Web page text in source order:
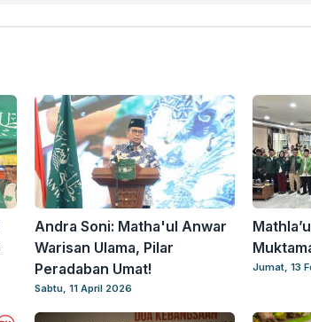
Andra Soni: Matha'ul Anwar
Warisan Ulama, Pilar
Peradaban Umat!
Sabtu, 11 April 2026
Jumat, 13